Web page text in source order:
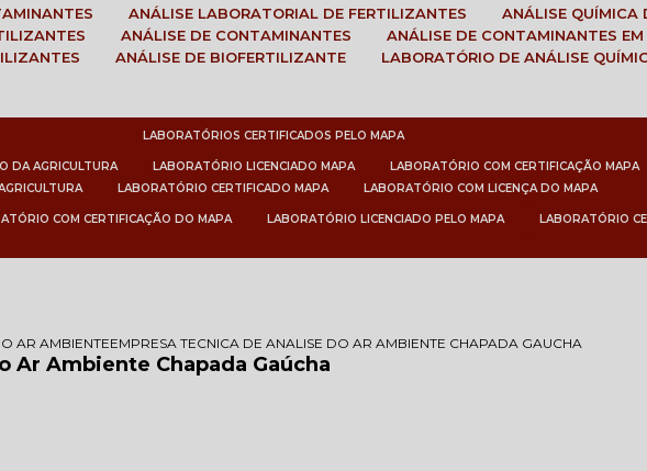
ANÁLISE LABORATORIAL DE FERTILIZANTES
ANÁLISE
ANÁLISE DE CONTAMINANTES
ANÁLISE DE CONTAMINANTES
ANÁLISE DE BIOFERTILIZANTE LABORATÓRIO DE ANÁLISE
LABORATÓRIOS CERTIFICADOS PELO MAPA
DA AGRICULTURA LABORATÓRIO LICENCIADO MAPA
LABORATÓRIO COM CERTIFICAÇÃO MAPA
LABORATÓRIO CERTIFICADO MAPA LABORATÓRIO COM LICENÇA DO MAPA
COM CERTIFICAÇÃO DO MAPA LABORATÓRIO LICENCIADO PELO MAPA LABORATÓRIO
AR AMBIENTEEMPRESA TECNICA DE ANALISE DO AR AMBIENTE CHAPADA GAUCHA
Ar Ambiente Chapada Gaúcha